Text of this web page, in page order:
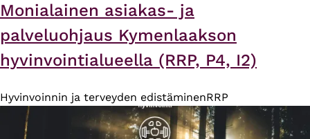
Monialainen asiakas- ja
palveluohjaus Kymenlaakson
hyvinvointialueella (RRP, P4, I2)
Hyvinvoinnin ja terveyden edistäminenRRP